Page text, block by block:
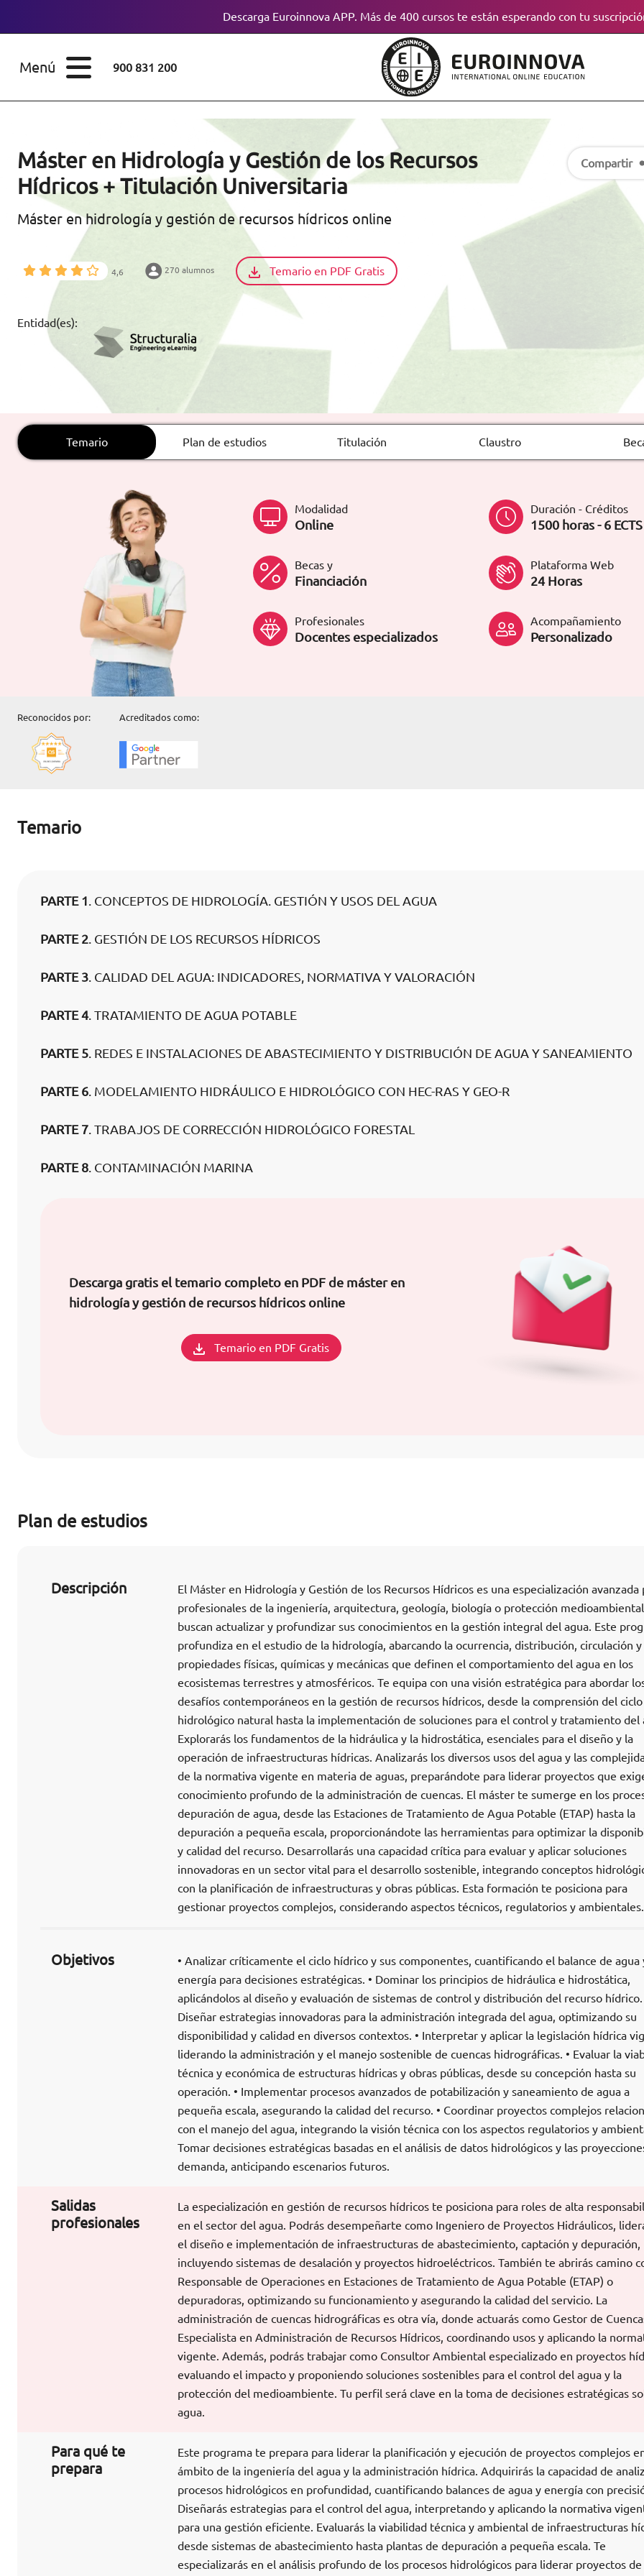
Descarga Euroinnova APP. Más de 400 cursos te están esperando con tu
Menú 900 831 200
CONOCE EUROINNOVA
BECAS Y
FINANCIACIÓN
RECURSOS
EDUCATIVOS
ARTÍCULOS
ORIENTACIÓN
CONTACTO ES
formacion@euroinnova.com
TRABAJA CON NOSOTROS
ESTUDIOS
Licenciaturas
Doctorados
Maestría
Diplomados
Certificados de
Profesionalidad
Máster en Hidrología y Gestión de los Recursos
Hídricos + Titulación Universitaria
Máster en hidrología y gestión de recursos hídricos online
4,6 270 alumnos Temario en PDF Gratis
Entidad(es):
Compartir
Temario Plan de estudios Titulación Claustro
Modalidad
Online
Duración - Créditos
1500 horas - 6 ECTS
Becas y
Financiación
Plataforma Web
24 Horas
Profesionales
Docentes especializados
Acompañamiento
Personalizado
Reconocidos por: Acreditados como:
Temario
PARTE 1. CONCEPTOS DE HIDROLOGÍA. GESTIÓN Y USOS DEL AGUA
PARTE 2. GESTIÓN DE LOS RECURSOS HÍDRICOS
PARTE 3. CALIDAD DEL AGUA: INDICADORES, NORMATIVA Y VALORACIÓN
PARTE 4. TRATAMIENTO DE AGUA POTABLE
PARTE 5. REDES E INSTALACIONES DE ABASTECIMIENTO Y DISTRIBUCIÓN DE AGUA Y SANEAMIENTO
PARTE 6. MODELAMIENTO HIDRÁULICO E HIDROLÓGICO CON HEC-RAS Y GEO-R
PARTE 7. TRABAJOS DE CORRECCIÓN HIDROLÓGICO FORESTAL
PARTE 8. CONTAMINACIÓN MARINA
Descarga gratis el temario completo en PDF de máster en
hidrología y gestión de recursos hídricos online
Temario en PDF Gratis
Plan de estudios
Descripción
El Máster en Hidrología y Gestión de los Recursos Hídricos es una especialización avanzada
profesionales de la ingeniería, arquitectura, geología, biología o protección
buscan actualizar y profundizar sus conocimientos en la gestión integral del agua. Este
profundiza en el estudio de la hidrología, abarcando la ocurrencia, distribución, circulación y
propiedades físicas, químicas y mecánicas que definen el comportamiento del agua en los
ecosistemas terrestres y atmosféricos. Te equipa con una visión estratégica para abordar
desafíos contemporáneos en la gestión de recursos hídricos, desde la comprensión del ciclo
hidrológico natural hasta la implementación de soluciones para el control y tratamiento del
Explorarás los fundamentos de la hidráulica y la hidrostática, esenciales para el diseño y la
operación de infraestructuras hídricas. Analizarás los diversos usos del agua y las
de la normativa vigente en materia de aguas, preparándote para liderar proyectos que
conocimiento profundo de la administración de cuencas. El máster te sumerge en los
depuración de agua, desde las Estaciones de Tratamiento de Agua Potable (ETAP) hasta la
depuración a pequeña escala, proporcionándote las herramientas para optimizar la
y calidad del recurso. Desarrollarás una capacidad crítica para evaluar y aplicar soluciones
innovadoras en un sector vital para el desarrollo sostenible, integrando conceptos
con la planificación de infraestructuras y obras públicas. Esta formación te posiciona para
gestionar proyectos complejos, considerando aspectos técnicos, regulatorios y ambientales.
Objetivos
• Analizar críticamente el ciclo hídrico y sus componentes, cuantificando el balance de agua
energía para decisiones estratégicas. • Dominar los principios de hidráulica e hidrostática,
aplicándolos al diseño y evaluación de sistemas de control y distribución del recurso hídrico.
Diseñar estrategias innovadoras para la administración integrada del agua, optimizando su
disponibilidad y calidad en diversos contextos. • Interpretar y aplicar la legislación hídrica
liderando la administración y el manejo sostenible de cuencas hidrográficas. • Evaluar la
técnica y económica de estructuras hídricas y obras públicas, desde su concepción hasta su
operación. • Implementar procesos avanzados de potabilización y saneamiento de agua a
pequeña escala, asegurando la calidad del recurso. • Coordinar proyectos complejos
con el manejo del agua, integrando la visión técnica con los aspectos regulatorios y
Tomar decisiones estratégicas basadas en el análisis de datos hidrológicos y las
demanda, anticipando escenarios futuros.
Salidas
profesionales
La especialización en gestión de recursos hídricos te posiciona para roles de alta
en el sector del agua. Podrás desempeñarte como Ingeniero de Proyectos Hidráulicos,
el diseño e implementación de infraestructuras de abastecimiento, captación y depuración,
incluyendo sistemas de desalación y proyectos hidroeléctricos. También te abrirás camino
Responsable de Operaciones en Estaciones de Tratamiento de Agua Potable (ETAP) o
depuradoras, optimizando su funcionamiento y asegurando la calidad del servicio. La
administración de cuencas hidrográficas es otra vía, donde actuarás como Gestor de
Especialista en Administración de Recursos Hídricos, coordinando usos y aplicando la
vigente. Además, podrás trabajar como Consultor Ambiental especializado en proyectos
evaluando el impacto y proponiendo soluciones sostenibles para el control del agua y la
protección del medioambiente. Tu perfil será clave en la toma de decisiones estratégicas
agua.
Para qué te
prepara
Este programa te prepara para liderar la planificación y ejecución de proyectos complejos
ámbito de la ingeniería del agua y la administración hídrica. Adquirirás la capacidad de
procesos hidrológicos en profundidad, cuantificando balances de agua y energía con
Diseñarás estrategias para el control del agua, interpretando y aplicando la normativa
para una gestión eficiente. Evaluarás la viabilidad técnica y ambiental de infraestructuras
desde sistemas de abastecimiento hasta plantas de depuración a pequeña escala. Te
especializarás en el análisis profundo de los procesos hidrológicos para liderar proyectos de